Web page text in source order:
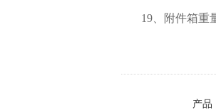
19、附件箱重
产品